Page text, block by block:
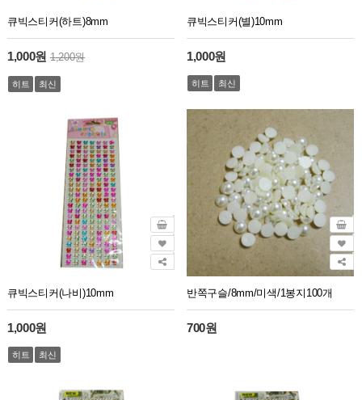
큐빅스티커(하트)8mm
1,000원 1,200원
히트 최신
큐빅스티커(별)10mm
1,000원
히트 최신
큐빅스티커(나비)10mm
1,000원
히트 최신
반쪽구슬/8mm/미색/1봉지100개
700원